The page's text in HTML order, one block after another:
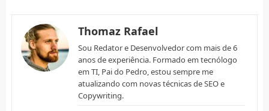
Thomaz Rafael
Sou Redator e Desenvolvedor com mais de 6
anos de experiência. Formado em tecnólogo
em TI, Pai do Pedro, estou sempre me
atualizando com novas técnicas de SEO e
Copywriting.